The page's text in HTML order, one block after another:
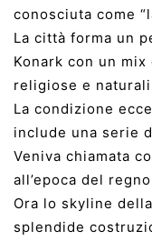
conosciuta come
La città forma un
Konark con un
religiose e
La condizione
include una serie
Veniva chiamata
all’epoca del
Ora lo skyline
splendide